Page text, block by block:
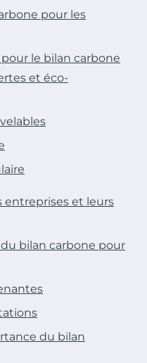
pour les
le bilan carbone
et éco-
entreprises et leurs
bilan carbone pour
du bilan